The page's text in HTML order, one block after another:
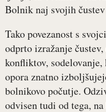
Bolnik naj svojih
Tako povezanost s
odprto izražanje
konfliktov,
opora znatno
bolnikovo počutje.
odvisen tudi od tega,